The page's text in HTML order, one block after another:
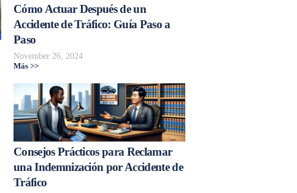
Cómo Actuar Después de un
Accidente de Tráfico: Guía Paso a
Paso
November 26, 2024
Más >>
Consejos Prácticos para Reclamar
una Indemnización por Accidente de
Tráfico